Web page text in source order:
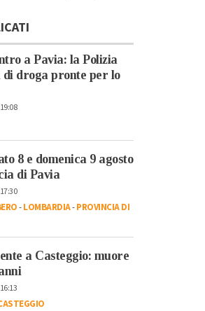
a Pavia: la Polizia
di droga pronte per lo
8 e domenica 9 agosto
di Pavia
-LOMBARDIA-PROVINCIA DI
a Casteggio: muore